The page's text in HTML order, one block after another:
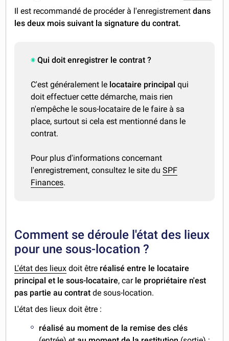
Il est recommandé de procéder à l'enregistrementdans
les deux mois suivant la signature du contrat.
Qui doit enregistrer le contrat ?
C'est généralement le locataire principal qui
doit effectuer cette démarche, mais rien
n'empêche le sous-locataire de le faire à sa
place, surtout si cela est mentionné dans le
contrat.
Pour plus d'informations concernant
l'enregistrement, consultez le site duSPF
Finances.
Comment se déroule l'état des lieux
pour une sous-location ?
L'état des lieux doit être réalisé entre le locataire
principal et le sous-locataire, car le propriétaire n'est
pas partie au contratde sous-location.
L'état des lieux doit être :
réalisé au moment de la remise des clés